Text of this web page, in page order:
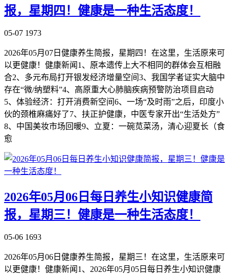
报，星期四！健康是一种生活态度！
05-07 1973
2026年05月07日健康养生简报，星期四！在这里，生活原来可
以更健康！健康新闻1、原本遗传上大不相同的群体会互相融
合2、多元布局打开银发经济增量空间3、我国学者证实大脑中
存在“微/纳塑料”4、高原重大心肺脑疾病预警防治项目启动
5、体验经济：打开消费新空间6、一场“及时雨”之后，印度小
伙的颈椎麻痛好了7、扶正护健康，中医专家开出“生活处方”
8、中国美妆市场回暖9、立夏：一碗苋菜汤，清心迎夏长（食
愈
2026年05月06日每日养生小知识健康简
报，星期三！健康是一种生活态度！
05-06 1693
2026年05月06日健康养生简报，星期三！在这里，生活原来可
以更健康！健康新闻1、2026年05月05日每日养生小知识健康